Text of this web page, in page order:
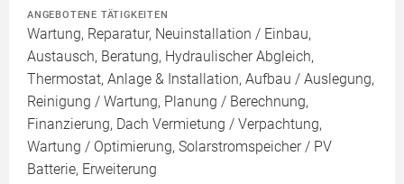
ANGEBOTENE TÄTIGKEITEN
Wartung, Reparatur, Neuinstallation / Einbau,
Austausch, Beratung, Hydraulischer Abgleich,
Thermostat, Anlage & Installation, Aufbau / Auslegung,
Reinigung / Wartung, Planung / Berechnung,
Finanzierung, Dach Vermietung / Verpachtung,
Wartung / Optimierung, Solarstromspeicher / PV
Batterie, Erweiterung